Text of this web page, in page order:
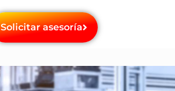
Solicitar asesoría